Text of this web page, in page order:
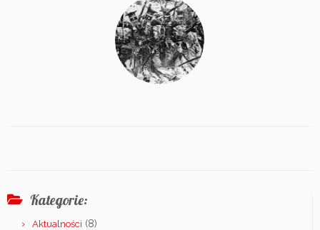
Kategorie:
Aktualności (8)